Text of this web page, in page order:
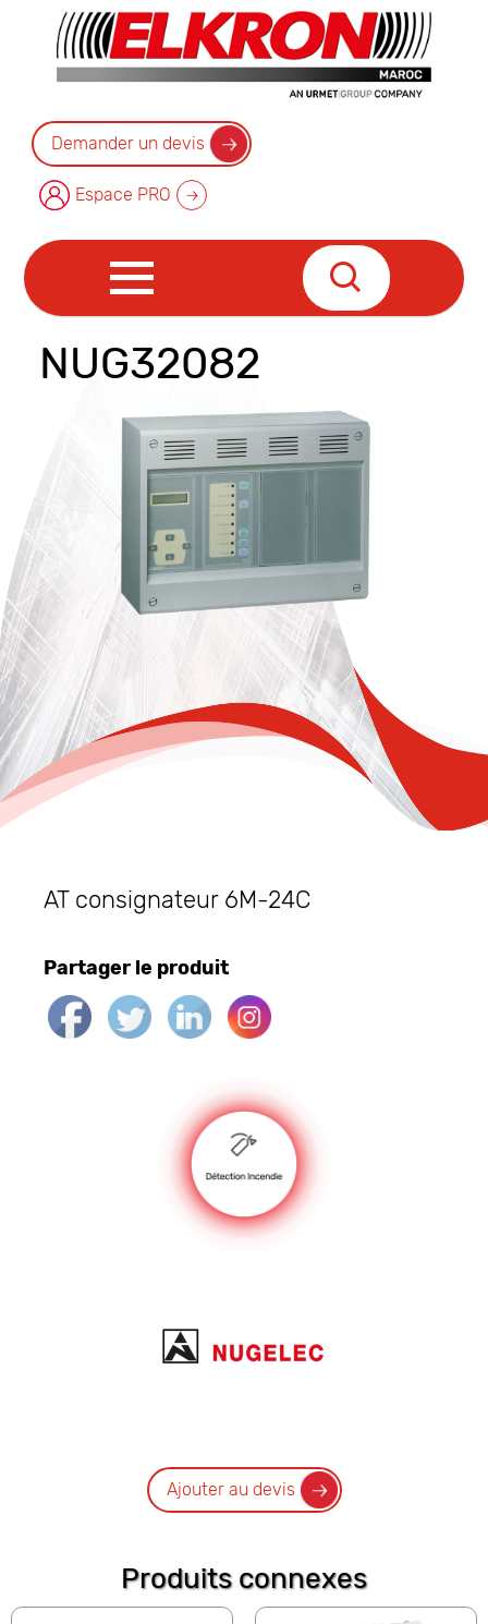
Demander un devis
Espace PRO
NUG32082
AT consignateur 6M-24C
Partager le produit
Ajouter au devis
Produits connexes